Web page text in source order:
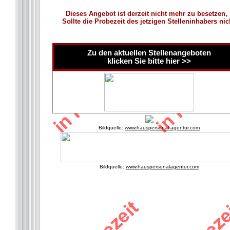
Dieses Angebot ist derzeit nicht mehr zu
Sollte die Probezeit des jetzigen Stelleninhabers
Zu den aktuellen Stellenangeboten
klicken Sie bitte hier >>
Bildquelle: www.hauspersonal-agentur.com
Bildquelle: www.hauspersonalagentur.com